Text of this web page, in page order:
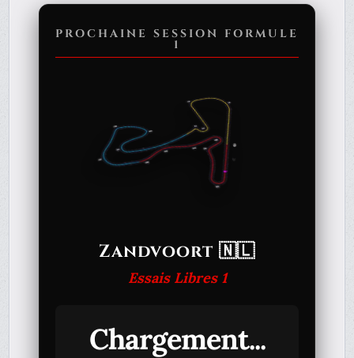
PROCHAINE SESSION FORMULE
1
Zandvoort 🇳🇱
Essais Libres 1
Chargement...